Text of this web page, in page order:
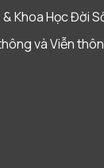
Khoa Học Đời
và Viễn